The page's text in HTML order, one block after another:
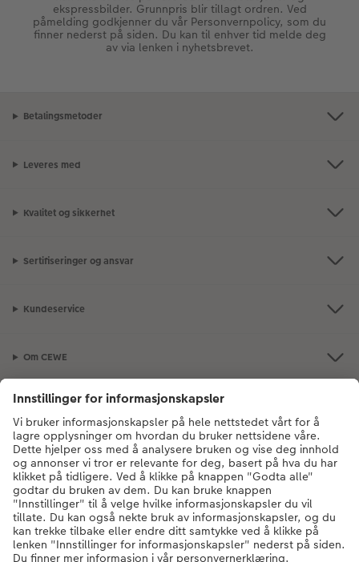
ekspressbilder. Grunnpris blir tillagt ordren. Ved
påmelding godkjenner du vår Personvernpolicy, som du
finner nederst på siden. Du kan til enhver tid melde deg
av via lenken i nyhetsbrevet.
Betalingsmetoder
Leveres med
Kvalitet og sikkerhet
Sertifiseringer og ansvar
Kundeservice
Om CEWE
Bildeprodukter
Andre produkter